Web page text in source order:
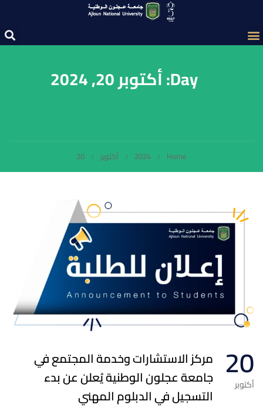
Day: أكتوبر 20, 2024
Home
2024 أكتوبر 20
20
أكتوبر
مركز الاستشارات وخدمة المجتمع في
جامعة عجلون الوطنية يُعلن عن بدء
التسجيل في الدبلوم المهني